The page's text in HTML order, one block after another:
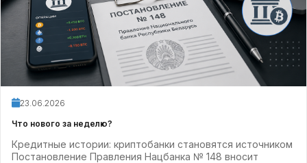
23.06.2026
Что нового за неделю?
Кредитные истории: криптобанки становятся источником
Постановление Правления Нацбанка № 148 вносит